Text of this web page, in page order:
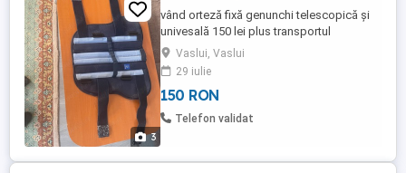
3
vând orteză fixă genunchi telescopică și
univesală 150 lei plus transportul
Vaslui, Vaslui
29 iulie
150 RON
Telefon validat